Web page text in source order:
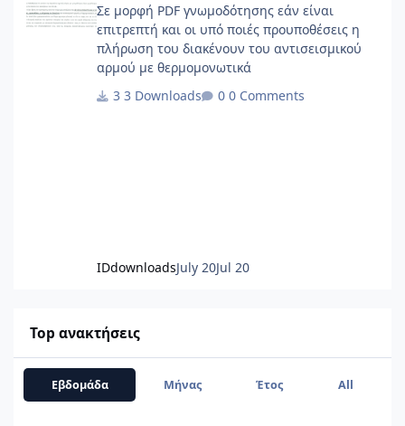
Σε μορφή PDF γνωμοδότησης εάν είναι
επιτρεπτή και οι υπό ποιές προυποθέσεις η
πλήρωση του διακένουν του αντισεισμικού
αρμού με θερμομονωτικά
3 Downloads
0 Comments
IDdownloadsJuly 20Jul 20
Top ανακτήσεις
Εβδομάδα Μήνας Έτος All